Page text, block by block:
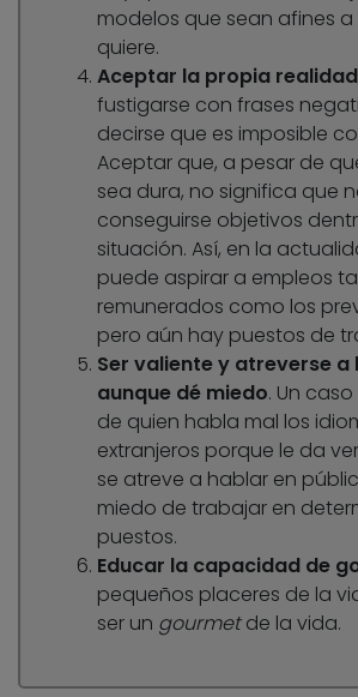
modelos que sean afines
quiere.
Aceptar la propia realidad
fustigarse con frases
decirse que es imposible
Aceptar que, a pesar de
sea dura, no significa que
conseguirse objetivos
situación. Así, en la
puede aspirar a empleos
remunerados como los
pero aún hay puestos de
Ser valiente y atreverse a
aunque dé miedo. Un
de quien habla mal los
extranjeros porque le da
se atreve a hablar en
miedo de trabajar en
puestos.
Educar la capacidad de
pequeños placeres de la
ser un gourmetde la vida.